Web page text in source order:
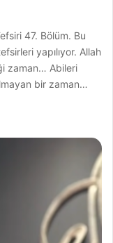
47. Bölüm. Bu
yapılıyor. Allah
zaman… Abileri
bir zaman…